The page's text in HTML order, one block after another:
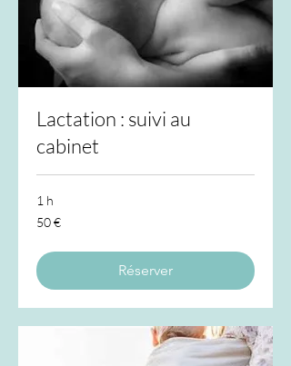
Lactation : suivi au
cabinet
1 h
50
euros
50 €
Réserver